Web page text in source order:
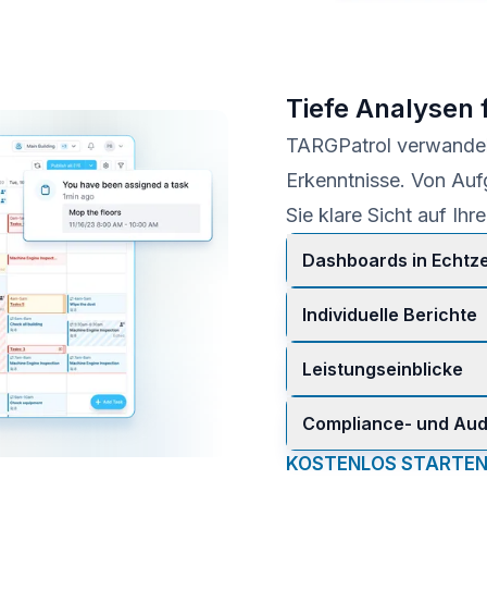
Tiefe Analysen
TARGPatrol
Erkenntnisse. Von
Sie klare Sicht auf
Dashboards in
und Checklisten an
Individuelle Berichte
Aufgabentyp und
Leistungseinblicke
Checkpoints oder
Compliance- und
Bewahren Sie eine
KOSTENLOS STARTEN